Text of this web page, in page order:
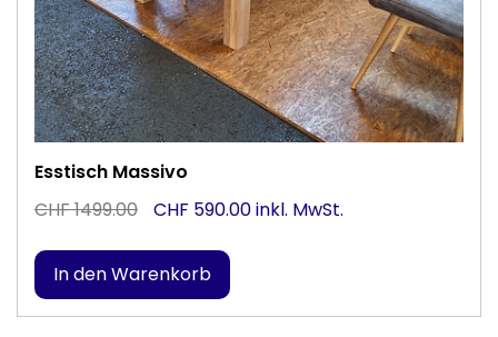
Esstisch Massivo
CHF 1499.00
CHF 590.00 inkl. MwSt.